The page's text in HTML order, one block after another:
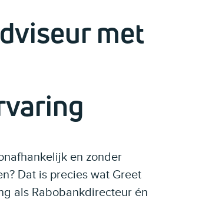
met
en zonder
Dat is precies wat Greet
als Rabobankdirecteur én